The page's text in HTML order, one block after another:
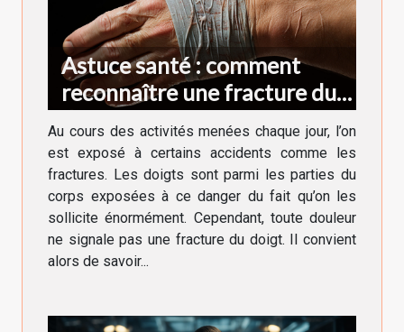
Astuce santé : comment
reconnaître une fracture du
doigt ?
Au cours des activités menées chaque jour, l’on
est exposé à certains accidents comme les
fractures. Les doigts sont parmi les parties du
corps exposées à ce danger du fait qu’on les
sollicite énormément. Cependant, toute douleur
ne signale pas une fracture du doigt. Il convient
alors de savoir...